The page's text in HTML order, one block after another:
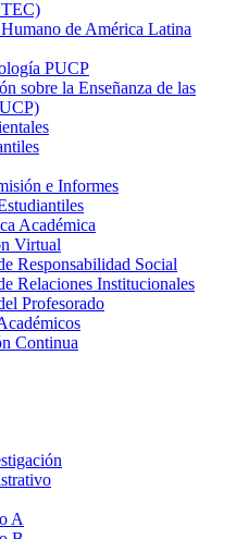
de América Latina
PUCP
sobre la Enseñanza de las
e Informes
Académica
Virtual
Responsabilidad Social
Relaciones Institucionales
Profesorado
Continua
A